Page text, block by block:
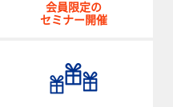
会員限定の
セミナー開催